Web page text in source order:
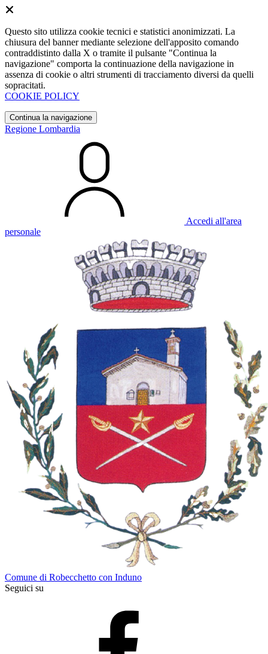
Questo sito utilizza cookie tecnici e statistici anonimizzati. La
chiusura del banner mediante selezione dell'apposito comando
contraddistinto dalla X o tramite il pulsante "Continua la
navigazione" comporta la continuazione della navigazione in
assenza di cookie o altri strumenti di tracciamento diversi da quelli
sopracitati.
COOKIE POLICY
Continua la navigazione
Regione Lombardia
Accedi all'area
personale
Comune di Robecchetto con Induno
Seguici su